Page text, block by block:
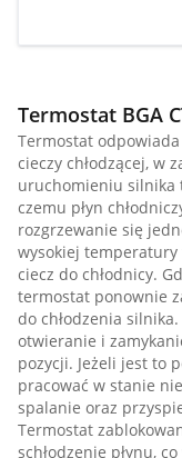
Termostat BGA
Termostat
cieczy chłodzącej, w
uruchomieniu silnika
czemu płyn
rozgrzewanie się
wysokiej
ciecz do chłodnicy.
termostat ponownie
do chłodzenia
otwieranie i
pozycji. Jeżeli jest to
pracować w stanie
spalanie oraz
Termostat
schłodzenie płynu,